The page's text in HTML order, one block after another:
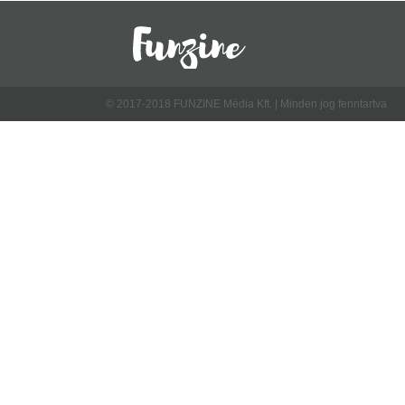
© 2017-2018 FUNZINE Média Kft. | Minden jog fenntartva